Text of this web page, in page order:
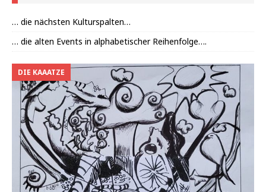
… die nächsten Kulturspalten…
… die alten Events in alphabetischer Reihenfolge….
DIE KAAATZE